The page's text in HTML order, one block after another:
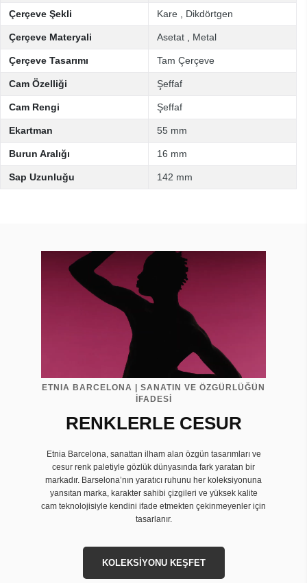
Çerçeve Şekli Kare Dikdörtgen
Çerçeve Materyali Asetat Metal
Çerçeve Tasarımı Tam Çerçeve
Cam Özelliği Şeffaf
Cam Rengi Şeffaf
Ekartman 55 mm
Burun Aralığı 16 mm
Sap Uzunluğu 142 mm
ETNIA BARCELONA | SANATIN VE ÖZGÜRLÜĞÜN
İFADESİ
RENKLERLE CESUR
Etnia Barcelona, sanattan ilham alan özgün tasarımları ve
cesur renk paletiyle gözlük dünyasında fark yaratan bir
markadır. Barselona’nın yaratıcı ruhunu her koleksiyonuna
yansıtan marka, karakter sahibi çizgileri ve yüksek kalite
cam teknolojisiyle kendini ifade etmekten çekinmeyenler için
tasarlanır.
KOLEKSİYONU KEŞFET